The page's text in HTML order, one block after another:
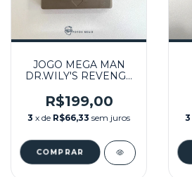
JOGO MEGA MAN
DR.WILY'S REVENGE
R$199,00
3 x de R$66,33 sem juros 3